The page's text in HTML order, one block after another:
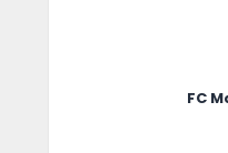
FC